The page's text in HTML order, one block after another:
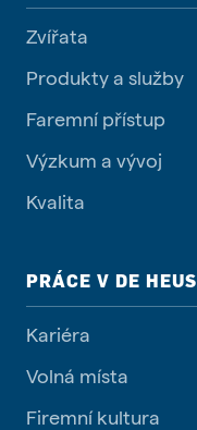
Zvířata
Produkty a služby
Faremní přístup
Výzkum a vývoj
Kvalita
PRÁCE V DE HEUS
Kariéra
Volná místa
Firemní kultura